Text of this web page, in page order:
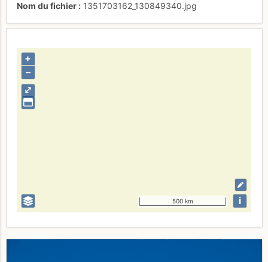
Nom du fichier
1351703162_130849340.jpg
⤢
+
–
500 km i